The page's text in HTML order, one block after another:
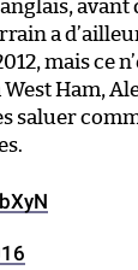
avant
a
mais ce
Ham,
saluer